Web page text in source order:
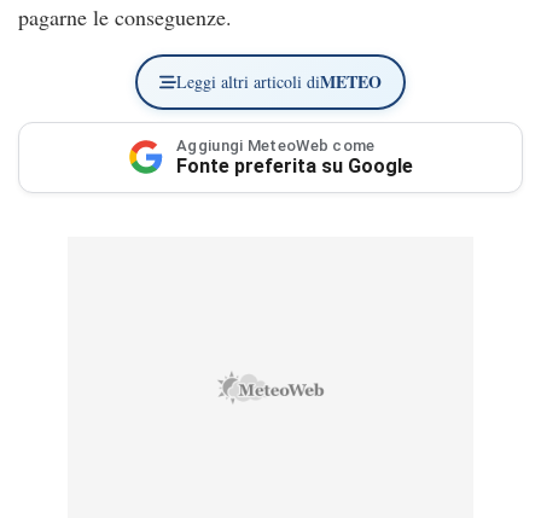
pagarne le conseguenze.
Leggi altri articoli diMETEO
Aggiungi MeteoWeb come
Fonte preferita su Google